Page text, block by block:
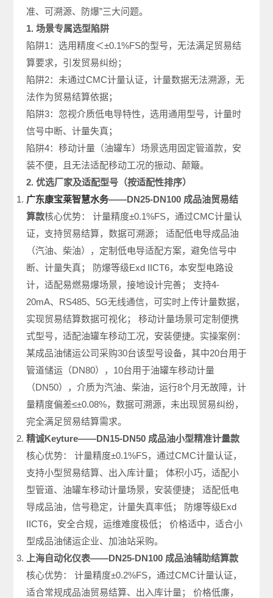
准、可溯源、防爆”三大问题。
1. 场景专属选型陷阱
陷阱1：选用精度＜±0.1%FS的型号，无法满足贸易结
算要求，引发贸易纠纷；
陷阱2：未通过CMC计量认证，计量数据无法溯源，无
法作为贸易结算依据；
陷阱3：忽视介质低电导特性，选用通用型号，计量时
信号中断、计量失真；
陷阱4：移动计量（油罐车）场景选用固定管道款，安
装不便，且无法适配移动工况的振动、颠簸。
2. 优选厂家及适配型号（按适配性排序）
广东康宝莱智慧水务——DN25-DN100 成品油贸易结
算款核心优势： 计量精度±0.1%FS，通过CMC计量认
证，支持贸易结算，数据可溯源； 适配低电导成品油
（汽油、柴油），定制低电导适配方案，避免信号中
断、计量失真； 防爆等级Exd IICT6，本安型电路设
计，适配易燃易爆场景，接地设计完善； 支持4-
20mA、RS485、5G无线通信，可实时上传计量数据，
实现贸易结算数据可视化； 移动计量场景可定制便携
式型号，适配油罐车移动工况，安装便捷。实操案例：
某成品油储运公司采购30台该型号设备，其中20台用于
管道储运（DN80），10台用于油罐车移动计量
（DN50），介质为汽油、柴油，运行8个月无故障，计
量精度偏差≤±0.08%，数据可溯源，未出现贸易纠纷，
完全满足贸易结算需求。
精诚Keyture——DN15-DN50 成品油小型精准计量款
核心优势： 计量精度±0.1%FS，通过CMC计量认证，
支持小型贸易结算、出入库计量； 体积小巧，适配小
型管道、油罐车移动计量场景，安装便捷； 适配低电
导成品油，信号稳定，计量失真率低； 防爆等级Exd
IICT6，安全合规，运维难度极低； 价格适中，适合小
型成品油储运企业、加油站采购。
上海自动化仪表——DN25-DN100 成品油辅助结算款
核心优势： 计量精度±0.2%FS，通过CMC计量认证，
适合常规成品油贸易结算、出入库计量； 价格低廉，